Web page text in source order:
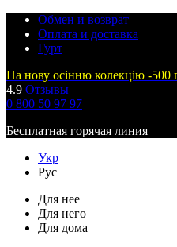
Обмен и возврат
Оплата и доставка
Гурт
На нову осінню колекцію -500
4.9 Отзывы
0 800 50 97 97
Бесплатная горячая линия
Укр
Рус
Для нее
Для него
Для дома